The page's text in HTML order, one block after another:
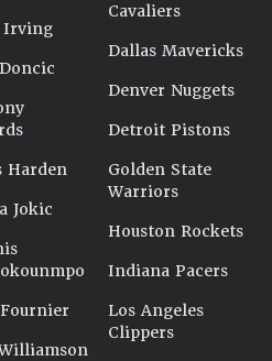
Irving
Harden
Jokic
Cavaliers
Dallas Mavericks
Denver Nuggets
Detroit Pistons
Golden State
Warriors
Houston Rockets
Indiana Pacers
Los Angeles
Clippers